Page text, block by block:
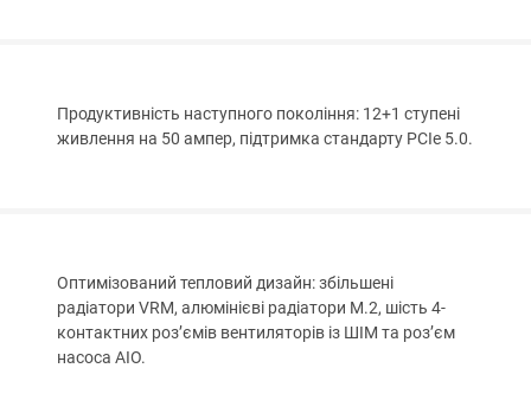
Продуктивність наступного покоління: 12+1 ступені
живлення на 50 ампер, підтримка стандарту PCIe 5.0.
Оптимізований тепловий дизайн: збільшені
радіатори VRM, алюмінієві радіатори M.2, шість 4-
контактних роз’ємів вентиляторів із ШІМ та роз’єм
насоса AIO.